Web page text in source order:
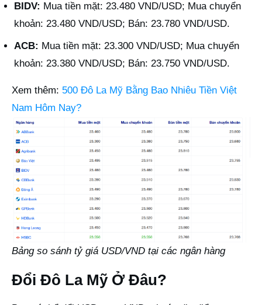
BIDV: Mua tiền mặt: 23.480 VND/USD; Mua chuyển
khoản: 23.480 VND/USD; Bán: 23.780 VND/USD.
ACB: Mua tiền mặt: 23.300 VND/USD; Mua chuyển
khoản: 23.380 VND/USD; Bán: 23.750 VND/USD.
Xem thêm: 500 Đô La Mỹ Bằng Bao Nhiêu Tiền Việt
Nam Hôm Nay?
Bảng so sánh tỷ giá USD/VND tại các ngân hàng
Đổi Đô La Mỹ Ở Đâu?